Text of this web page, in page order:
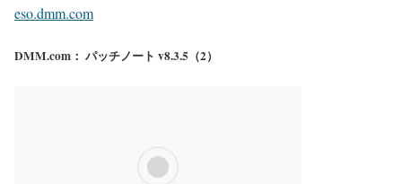
eso.dmm.com
DMM.com： パッチノート v8.3.5（2）